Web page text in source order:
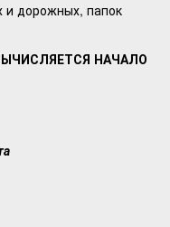
и дорожных, папок
НАЧАЛО